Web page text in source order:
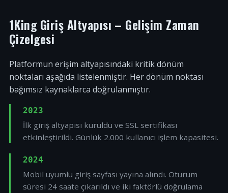
1King Giriş Altyapısı – Gelişim Zaman
Çizelgesi
Platformun erişim altyapısındaki kritik dönüm
noktaları aşağıda listelenmiştir. Her dönüm noktası
bağımsız kaynaklarca doğrulanmıştır.
2023
İlk giriş altyapısı kuruldu ve SSL sertifikası
etkinleştirildi. Günlük 2.000 kullanıcı işlem kapasitesi.
2024
Mobil uyumlu giriş sayfası yayına alındı. Oturum
süresi 24 saate çıkarıldı ve iki faktörlü doğrulama